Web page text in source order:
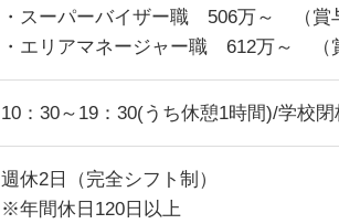
・スーパーバイザー職 506万～ （賞
・エリアマネージャー職 612万～ （
10：30～19：30(うち休憩1時間)/学校
週休2日（完全シフト制）
※年間休日120日以上